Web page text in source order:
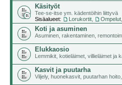
Käsityöt
Tee-se-itse ym. kädentöihin liittyvä
Sisäalueet:
Lorukortit Ompelut
Koti ja asuminen
Asuminen, rakentaminen,
Elukkaosio
Lemmikit, kotieläimet, villieläimet ja
Kasvit ja puutarha
Viljely, huonekasvit, puutarhan